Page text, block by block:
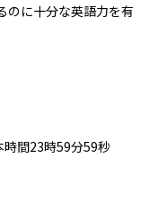
のに十分な英語力を有
間23時59分59秒